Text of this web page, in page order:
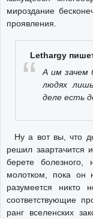
мироздание
проявления.
Lethargy
А им зачем
людях
деле есть
Ну а вот вы, что
решил заартачится
берете болезного,
молотком, пока он
разумеется никто
соответствующие
ранг вселенских